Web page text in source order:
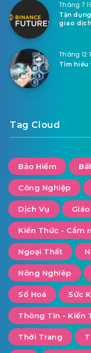
Tháng 7
Tận
giao
Tháng 12
Tìm hiểu
Tag Cloud
Bảo Hiểm
Công Nghiệp
Dịch Vụ
Kiến Thức - Cẩm
Ngoại Thất
Nông Nghiêp
Số Hoá Sức
Thông Tin - Kiến
Thời Trang